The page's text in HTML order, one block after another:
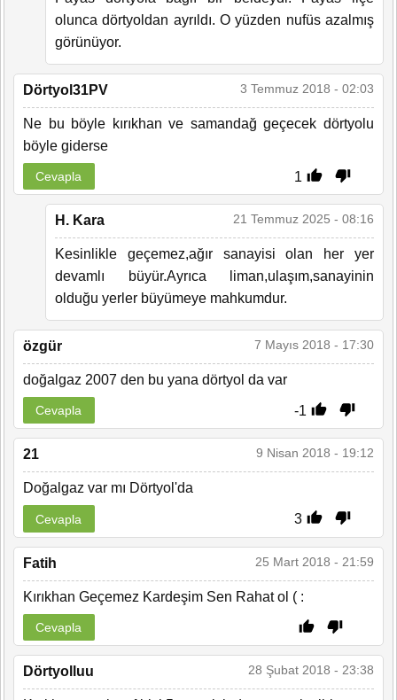
olunca dörtyoldan ayrıldı. O yüzden nufüs azalmış
görünüyor.
Dörtyol31PV 3 Temmuz 2018 - 02:03
Ne bu böyle kırıkhan ve samandağ geçecek dörtyolu
böyle giderse
1
Cevapla
H. Kara 21 Temmuz 2025 - 08:16
Kesinlikle geçemez,ağır sanayisi olan her yer
devamlı büyür.Ayrıca liman,ulaşım,sanayinin
olduğu yerler büyümeye mahkumdur.
özgür 7 Mayıs 2018 - 17:30
doğalgaz 2007 den bu yana dörtyol da var
-1
Cevapla
21 9 Nisan 2018 - 19:12
Doğalgaz var mı Dörtyol'da
3
Cevapla
Fatih 25 Mart 2018 - 21:59
Kırıkhan Geçemez Kardeşim Sen Rahat ol ( :
Cevapla
Dörtyolluu 28 Şubat 2018 - 23:38